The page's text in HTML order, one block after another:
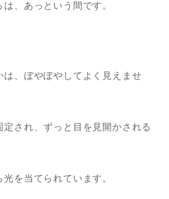
、あっという間です。
は、ぼやぼやしてよく見えませ
定され、ずっと目を見開かされる
を当てられています。